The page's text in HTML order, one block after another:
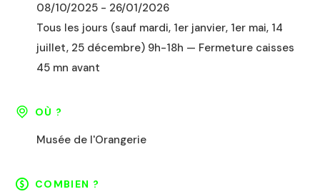
08/10/2025 - 26/01/2026
Tous les jours (sauf mardi, 1er janvier, 1er mai, 14
juillet, 25 décembre) 9h-18h — Fermeture caisses
45 mn avant
OÙ ?
Musée de l'Orangerie
COMBIEN ?